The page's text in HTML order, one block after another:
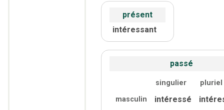
présent
intéressant
passé
singulier
pluriel
masculin
intéressé